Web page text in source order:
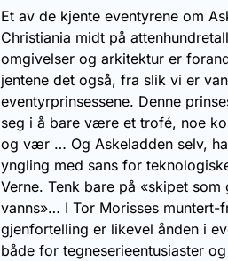
Et av de kjente eventyrene om
Christiania midt på
omgivelser og arkitektur er
jentene det også, fra slik vi er
eventyrprinsessene. Denne
seg i å bare være et trofé, noe
og vær … Og Askeladden selv,
yngling med sans for
Verne. Tenk bare på «skipet
vanns»… I Tor Morisses muntert-
gjenfortelling er likevel ånden i
både for tegneserieentusiaster